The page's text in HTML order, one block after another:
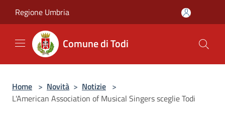
Regione Umbria
Comune di Todi
Home > Novità > Notizie >
L'American Association of Musical Singers sceglie Todi